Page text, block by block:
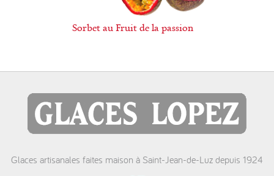
Sorbet au Fruit de la passion
Glaces artisanales faites maison à Saint-Jean-de-Luz depuis 1924